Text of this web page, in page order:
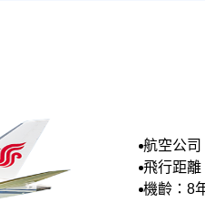
航空公司
航空
飛行距離
機齡：8